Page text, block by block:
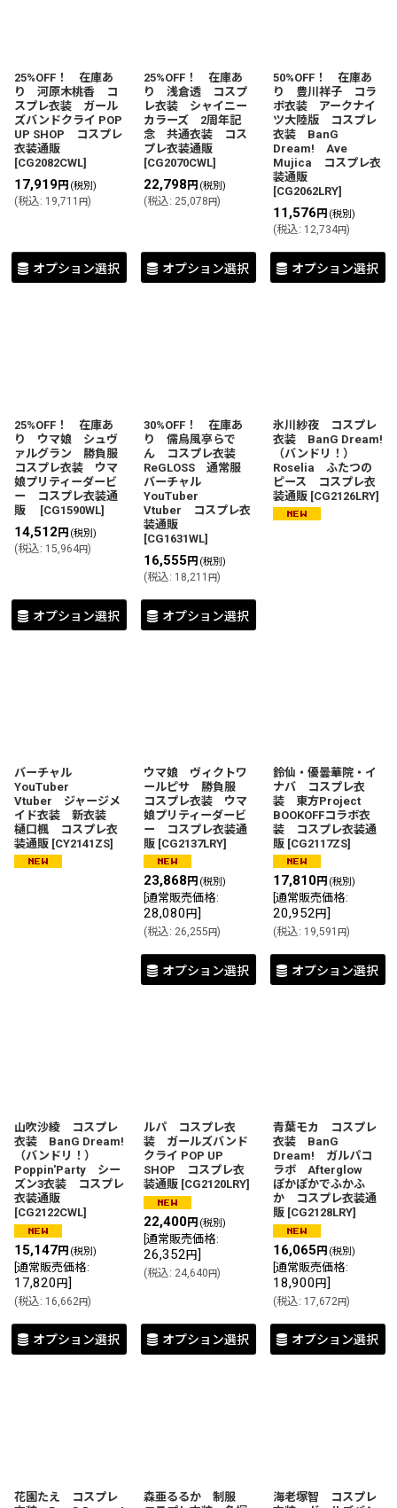
25%OFF！ 在庫あ
り 河原木桃香 コ
スプレ衣装 ガール
ズバンドクライ POP
UP SHOP コスプレ
衣装通販
[CG2082CWL]
17,919円 (税別)
(税込: 19,711 円)
オプション選択
25%OFF！ 在庫あ
り 浅倉透 コスプ
レ衣装 シャイニー
カラーズ 2周年記
念 共通衣装 コス
プレ衣装通販
[CG2070CWL]
22,798 円 (税別)
(税込: 25,078 円)
オプション選択
50%OFF！ 在庫あ
り 豊川祥子 コラ
ボ衣装 アークナイ
ツ大陸版 コスプレ
衣装 BanG
Dream! Ave
Mujica コスプレ衣
装通販
[CG2062LRY]
11,576 円 (税別)
(税込: 12,734円)
オプション選択
25%OFF！ 在庫あ
り ウマ娘 シュヴ
ァルグラン 勝負服
コスプレ衣装 ウマ
娘プリティーダービ
ー コスプレ衣装通
販
[CG1590WL]
14,512 円 (税別)
(税込: 15,964円)
オプション選択
30%OFF！ 在庫あ
り 儒烏風亭らで
ん コスプレ衣装
ReGLOSS 通常服
バーチャル
YouTuber
Vtuber コスプレ衣
装通販
[CG1631WL]
16,555 円 (税別)
(税込: 18,211 円)
オプション選択
氷川紗夜 コスプレ
衣装 BanG Dream!
（バンドリ！）
Roselia ふたつの
ピース コスプレ衣
装通販 [CG2126LRY]
バーチャル
YouTuber
Vtuber ジャージメ
イド衣装 新衣装
樋口楓 コスプレ衣
装通販 [CY2141ZS]
ウマ娘 ヴィクトワ
ールピサ 勝負服
コスプレ衣装 ウマ
娘プリティーダービ
ー コスプレ衣装通
販 [CG2137LRY]
23,868 円 (税別)
通常販売価格:
28,080 円]
(税込: 26,255 円)
オプション選択
鈴仙・優曇華院・イ
ナバ コスプレ衣
装 東方Project
BOOKOFFコラボ衣
装 コスプレ衣装通
販 [CG2117ZS]
17,810円 (税別)
通常販売価格:
20,952 円]
(税込: 19,591 円)
オプション選択
山吹沙綾 コスプレ
衣装 BanG Dream!
（バンドリ！）
Poppin'Party シー
ズン3衣装 コスプレ
衣装通販
[CG2122CWL]
15,147円 (税別)
[通常販売価格:
17,820円]
(税込: 16,662円)
オプション選択
ルパ コスプレ衣
装 ガールズバンド
クライ POP UP
SHOP コスプレ衣
装通販 [CG2120LRY]
22,400円 (税別)
[通常販売価格:
26,352円]
(税込: 24,640円)
オプション選択
青葉モカ コスプレ
衣装 BanG
Dream! ガルパコ
ラボ Afterglow
ぽかぽかでふかふ
か コスプレ衣装通
販 [CG2128LRY]
16,065円 (税別)
[通常販売価格:
18,900円]
(税込: 17,672円)
オプション選択
花園たえ コスプレ
森亜るるか 制服
海老塚智 コスプレ